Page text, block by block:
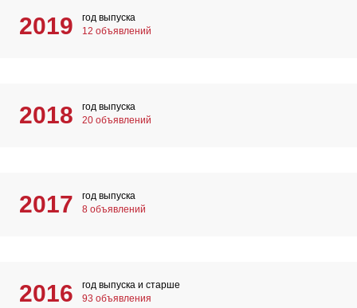
2019
год выпуска
12 объявлений
2018
год выпуска
20 объявлений
2017
год выпуска
8 объявлений
2016
год выпуска и старше
93 объявления